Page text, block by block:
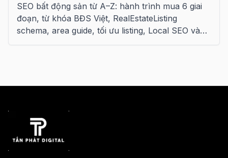
SEO bất động sản từ A–Z: hành trình mua 6 giai
đoạn, từ khóa BĐS Việt, RealEstateListing
schema, area guide, tối ưu listing, Local SEO và